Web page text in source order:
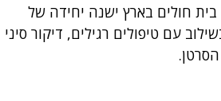
בית חולים בארץ ישנה יחידה של
עם טיפולים רגילים, דיקור סיני